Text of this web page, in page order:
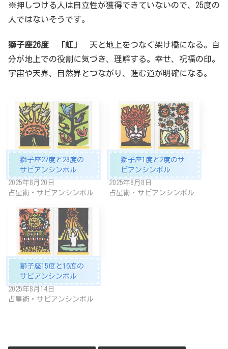
※押しつける人は自立性が獲得できていないので、25度の
人ではないそうです。
獅子座26度 「虹
天と地上をつなぐ架け橋になる。自
分が地上での役割に気づき、理解する。幸せ、祝福の印。
宇宙や天界、自然界とつながり、進む道が明確になる。
獅子座27度と28度の
サビアンシンボル
2025年8月20日
占星術・サビアンシンボル
獅子座1度と2度のサ
ビアンシンボル
2025年8月8日
占星術・サビアンシンボル
獅子座15度と16度の
サビアンシンボル
2025年8月14日
占星術・サビアンシンボル